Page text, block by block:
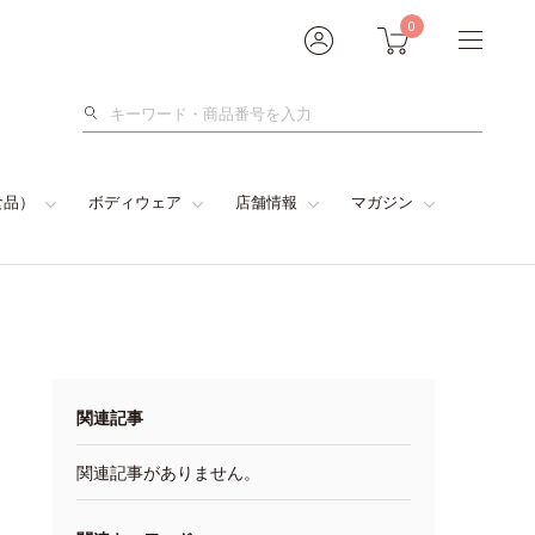
0
検
） ボディウェア 店舗情報 マガジン
関連記事
関連記事がありません。